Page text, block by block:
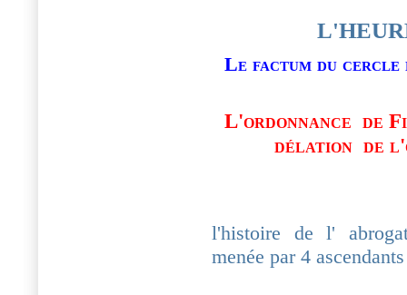
Le factum du cercle
L'ordonnance de
délation de
l'histoire de l'
menée par 4